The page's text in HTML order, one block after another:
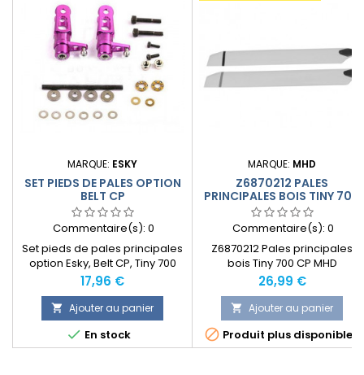
MARQUE: ESKY
SET PIEDS DE PALES OPTION
BELT CP
Commentaire(s): 0
Set pieds de pales principales
option Esky, Belt CP, Tiny 700
CP, Tiny 700 Evo, Tiny 3 CP
Prix
17,96 €
 Ajouter au panier
 En stock
MARQUE: MHD
Z6870212 PALES
PRINCIPALES BOIS TINY 700
Commentaire(s): 0
Z6870212 Pales principales
bois Tiny 700 CP MHD
Prix
26,99 €
 Ajouter au panier
 Produit plus disponible